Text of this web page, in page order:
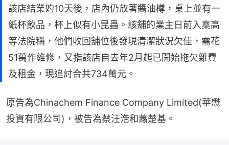
該店結業妁10天後，店內仍放著醬油樽，桌上並有一
紙杯飲品，杯上似有小昆蟲。該舖的業主日前入稟高
等法院稱，他們收回舖位後發現清潔狀況欠佳，需花
51萬作維修，又指該店自去年2月起已開始拖欠雜費
及租金，現追討合共734萬元。
原告為Chinachem Finance Company Limited(華懋
投資有限公司)，被告為蔡汪浩和蕭楚基。